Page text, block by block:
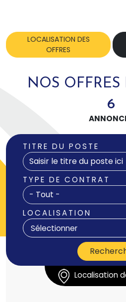
6
NOS
LOCALISATION DES
OFFRES
TITRE DU POSTE
TYPE DE CONTRAT
- Tout -
LOCALISATION
Sélectionner
Localisation